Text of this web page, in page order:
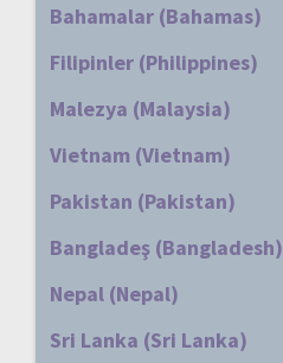
Bahamalar (Bahamas)
Filipinler (Philippines)
Malezya (Malaysia)
Vietnam (Vietnam)
Pakistan (Pakistan)
Bangladeş (Bangladesh)
Nepal (Nepal)
Sri Lanka (Sri Lanka)